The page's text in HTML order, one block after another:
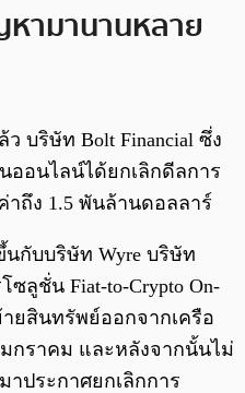
ามานานหลาย
บริษัท Bolt Financial ซึ่ง
ออนไลน์ได้ยกเลิกดีลการ
าถึง 1.5 พันล้านดอลลาร์
กับบริษัท Wyre บริษัท
ซลูชั่น Fiat-to-Crypto On-
ยสินทรัพย์ออกจากเครือ
กราคม และหลังจากนั้นไม่
าประกาศยกเลิกการ